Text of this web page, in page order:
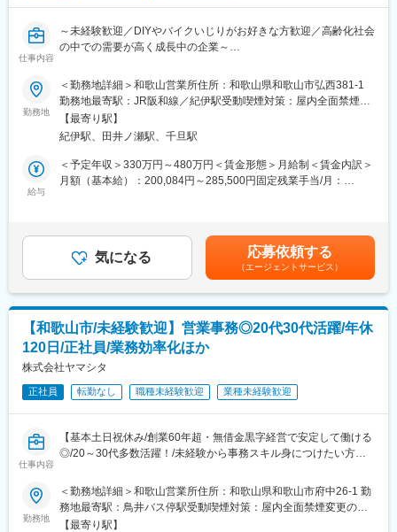
豊富な商品ラインナップ、電動車いすについての専門的なメンテ
ナンス技術力です。当社では、外部に委託することなく全ての整
備・メンテナンスを社内で行っています。参入障壁が高いビジネ
スを展開しており、お客様から高い信頼を得ています。
■入社後の流れ：
まずは座学にて基礎知識を学んでいただき、その後は約3か月間、
先輩社員に同行し、営業や実際のご利用者宅での業務の進め方を
経験してから独り立ちとなります。その後も先輩社員とは密にコ
※多くの方が業界未経験で入社し活躍しています。
※福祉用具専門相談員資格の取得（費用会社負担）も行います。
です。自社の強みを明確に活かした事業展開を行っており、これ
まで業績は順調に推移し業界トップクラスの地位を築いていま
す。実際、商品を使用されているご利用者より「外出するのが楽
になった、ありがとう」といった言葉を直接いただく事も多くあ
り、やりがいを実感できるお仕事です。
■勤務地について：
エリア職（転居を伴う転勤無）／準総合職（地域内転勤有）／総
合職（全国転勤有）から選択可能です。
仕事内容
～未経験歓迎／DIYやバイクいじりがお好きな方歓迎／高齢化社会
の中での需要が高く成長中の企業～
【この求人について】
・電動車いす等の販売・レンタルを行う商社でのアフターフォロ
ー担当
・業界未経験・職種未経験での入社も多数
・技術職でありながら、お客様に直接感謝されるポジション
■業務内容：
■業務詳細：
実際に商品を使用されるご利用者の元へお伺いし、電動車いす・
・レンタル導入時におけるご利用者宅での安全運転指導
・ご利用者宅での修理業務、定期点検業務
・商品の納品・回収
■業務魅力：
・ご自身の納品・修理した電動車いすが活用されている場面を間
近に感じられ、「外出するのが楽になった、ありがとう」といっ
た言葉を直接いただく事も多くあります。高齢者の方や医療・介
護の現場に貢献できた実感が持てるお仕事です。
・「数字を追う販売・サービス提供ではなく、お客様に寄り添っ
ーションが上がる」、「得意な機械いじりで誰かに貢献したい」
という方におすすめです。
勤務地
＜勤務地詳細＞和歌山営業所住所：和歌山県和歌山市弘西381-1
勤務地最寄駅：JR阪和線／紀伊駅受動喫煙対策：屋内全面禁煙変
更の範囲：会社の定める事業所
【最寄り駅】
紀伊駅、田井ノ瀬駅、千旦駅
給与
＜予定年収＞330万円～480万円＜賃金形態＞月給制＜賃金内訳＞
月額（基本給）：200,084円～285,500円固定残業手当/月：
やスキルを考慮の上、当社規定により決定いたします。■昇給：年
1回■賞与：年2回賃金はあくまでも目安の金額であり、選考を通
じて上下する可能性があります。月給(月額)は固定手当を含めた表
記です。
気になる 応募依頼する
（エージェントサービス）
【和歌山市/未経験歓迎】営業事務◎20代30代活躍/年休
120日/正社員/業務効率化ほか
株式会社ヤマシタ
正社員 転勤なし 職種未経験歓迎 業種未経験歓迎
仕事内容
【基本土日祝休み/創業60年超・無借金黒字経営で安定して働ける
◎/20～30代多数活躍！/未経験から事務スキル身につけたい方へ/
＼こんな方におすすめ！／
★未経験から事務職デビューしたい方
勤務地
＜勤務地詳細＞和歌山営業所住所：和歌山県和歌山市府中26-1 勤
務地最寄駅：鳥井バス停駅受動喫煙対策：屋内全面禁煙変更の範
囲：会社の定める事業所
【最寄り駅】